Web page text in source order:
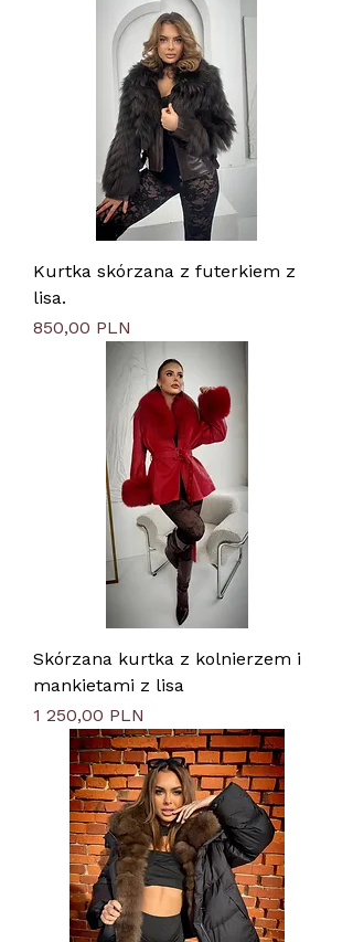
Kurtka skórzana z futerkiem z
lisa.
Цена
850,00 PLN
Skórzana kurtka z kolnierzem i
mankietami z lisa
Цена
1 250,00 PLN